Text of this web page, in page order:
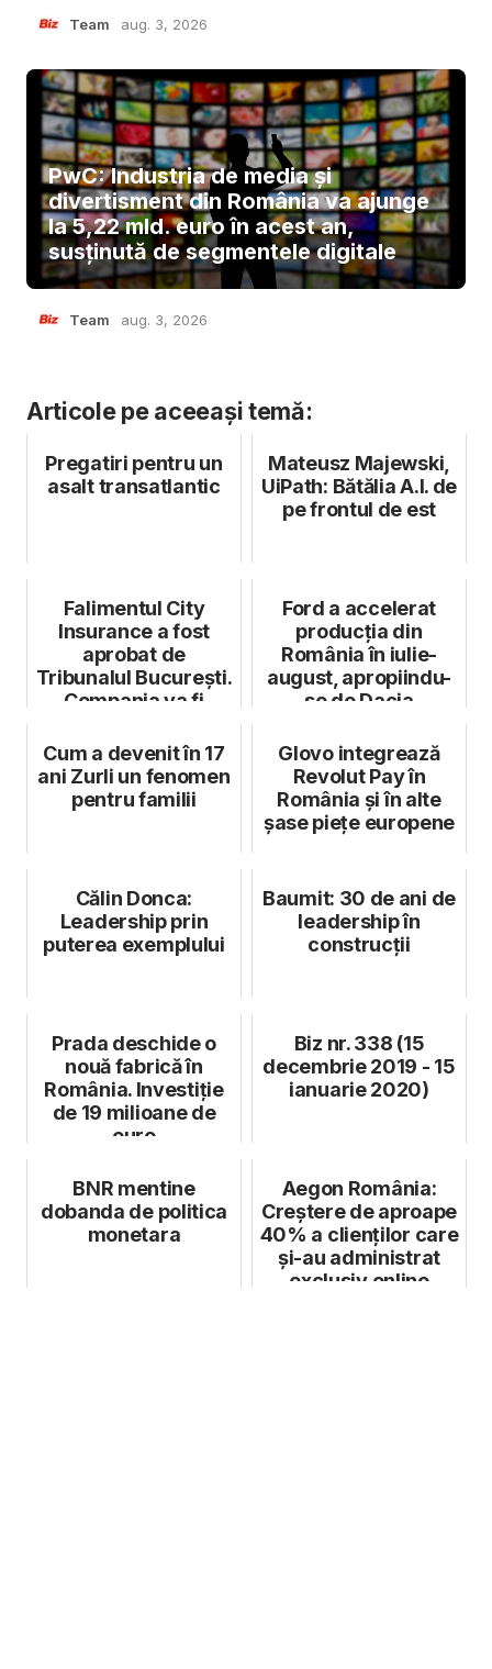
Team aug. 3, 2026
PwC: Industria de media și
divertisment din România va ajunge
la 5,22 mld. euro în acest an,
susținută de segmentele digitale
Team aug. 3, 2026
Articole pe aceeași temă:
Pregatiri pentru un
asalt transatlantic
Mateusz Majewski,
UiPath: Bătălia A.I. de
pe frontul de est
Falimentul City
Insurance a fost
aprobat de
Tribunalul București.
Compania va fi
Ford a accelerat
producția din
România în iulie-
august, apropiindu-
se de Dacia
Cum a devenit în 17
ani Zurli un fenomen
pentru familii
Glovo integrează
Revolut Pay în
România și în alte
șase piețe europene
Călin Donca:
Leadership prin
puterea exemplului
Baumit: 30 de ani de
leadership în
construcții
Prada deschide o
nouă fabrică în
România. Investiție
de 19 milioane de
euro
Biz nr. 338 (15
decembrie 2019 - 15
ianuarie 2020)
BNR mentine
dobanda de politica
monetara
Aegon România:
Creștere de aproape
40% a clienților care
și-au administrat
exclusiv online